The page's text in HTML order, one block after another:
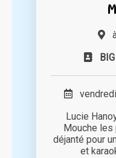
Lucie
Mouche
déjanté pour
et